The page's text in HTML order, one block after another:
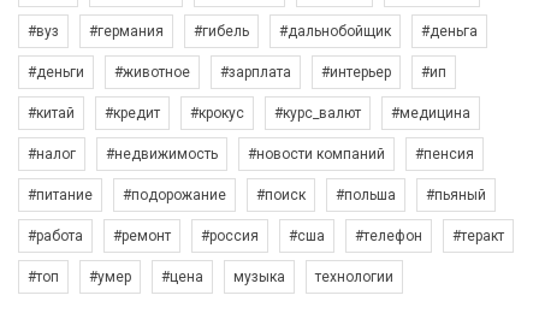
#вуз #германия #гибель #дальнобойщик #деньга
#деньги #животное #зарплата #интерьер #ип
#китай #кредит #крокус #курс_валют #медицина
#налог #недвижимость #новости компаний #пенсия
#питание #подорожание #поиск #польша #пьяный
#работа #ремонт #россия #сша #телефон #теракт
#топ #умер #цена музыка технологии